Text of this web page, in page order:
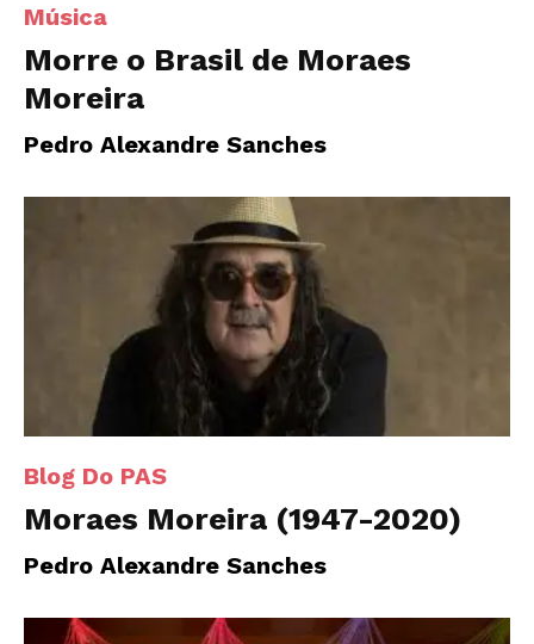
Música
Morre o Brasil de Moraes
Moreira
Pedro Alexandre Sanches
Blog Do PAS
Moraes Moreira (1947-2020)
Pedro Alexandre Sanches